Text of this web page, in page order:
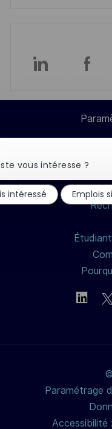
Partager
via
LinkedIn
via
Paramétrage
Accessibilité
vous intéresse ?
intéressé Emplois